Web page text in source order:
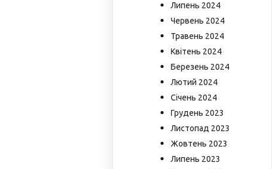
Липень 2024
Червень 2024
Травень 2024
Квітень 2024
Березень 2024
Лютий 2024
Січень 2024
Грудень 2023
Листопад 2023
Жовтень 2023
Липень 2023